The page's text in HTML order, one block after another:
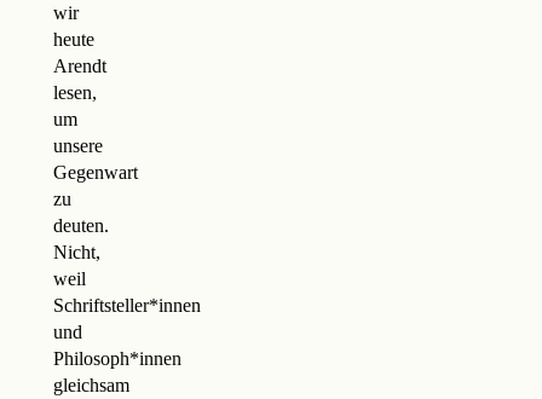
wir
heute
Arendt
lesen,
um
unsere
Gegenwart
zu
deuten.
Nicht,
weil
Schriftsteller*innen
und
Philosoph*innen
gleichsam